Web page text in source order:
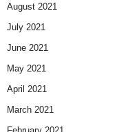
August 2021
July 2021
June 2021
May 2021
April 2021
March 2021